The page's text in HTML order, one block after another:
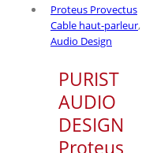
Cable haut-parleur,
Audio Design
PURIST
AUDIO
DESIGN
Proteus